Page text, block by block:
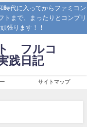
時代に入ってからファミコン
トまで、まったりとコンプリ
張ります！！
フルコ
践日記
サイトマップ